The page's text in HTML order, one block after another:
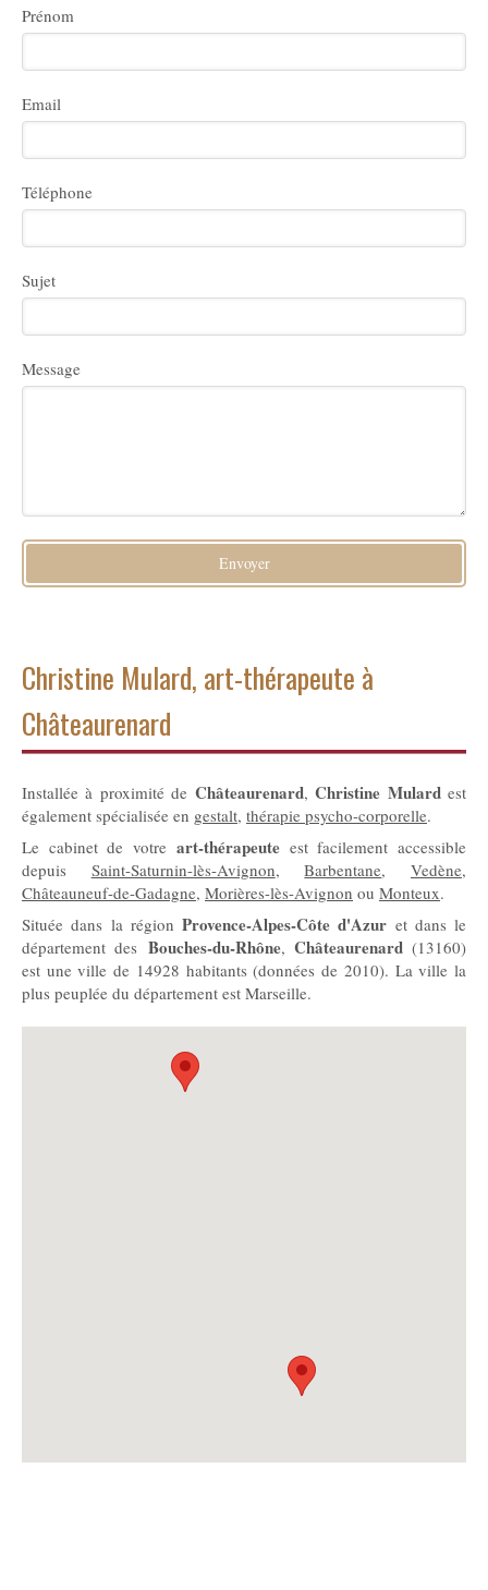
Prénom
Email
Téléphone
Sujet
Message
Envoyer
Christine Mulard, art-thérapeute à
Châteaurenard
Installée à proximité de Châteaurenard,Christine Mulardest
également spécialisée en gestalt, thérapie psycho-corporelle.
Le cabinet de votre art-thérapeuteest facilement accessible
depuis Saint-Saturnin-lès-Avignon,Barbentane,Vedène,
Châteauneuf-de-Gadagne, Morières-lès-Avignon ou Monteux.
Située dans la région Provence-Alpes-Côte d'Azur et dans le
département des Bouches-du-Rhône, Châteaurenard(13160)
est une ville de 14928 habitants (données de 2010). La ville la
plus peuplée du département est Marseille.